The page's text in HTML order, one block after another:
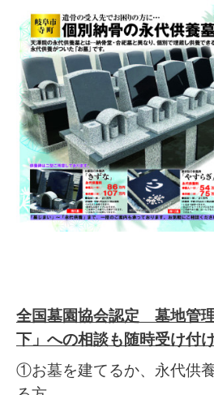
全国墓園協会認定 墓地管
下」への相談も随時受け付
①お墓を建てるか、永代供